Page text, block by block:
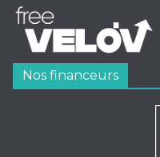
Nos financeurs